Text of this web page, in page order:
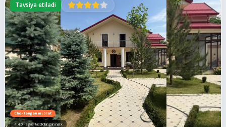
Tavsiya etiladi
Cheklangan muddat
⭐ 4.0 · Egasi tasdiqlangan narx